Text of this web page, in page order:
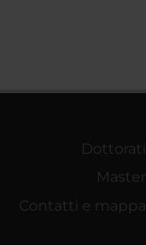
Dottorati
Master
Contatti e mappa